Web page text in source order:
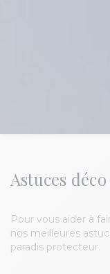
Astuces
Pour vous aider à
nos meilleures
paradis protecteur.